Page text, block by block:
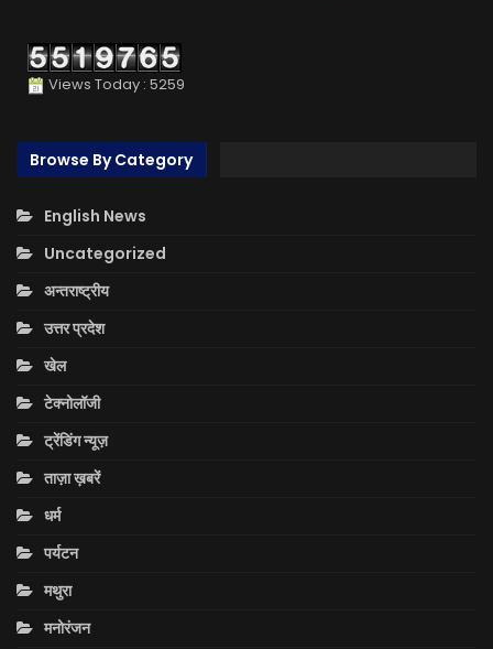
Views Today : 5259
Browse By Category
English News
Uncategorized
अन्तराष्ट्रीय
उत्तर प्रदेश
खेल
टेक्नोलॉजी
ट्रेंडिंग न्यूज़
ताज़ा ख़बरें
धर्म
पर्यटन
मथुरा
मनोरंजन